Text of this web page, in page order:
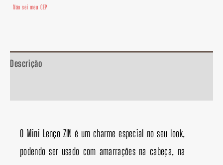
Não sei meu CEP
Descrição
O Mini Lenço ZIN é um charme especial no seu look,
podendo ser usado com amarrações na cabeça, na